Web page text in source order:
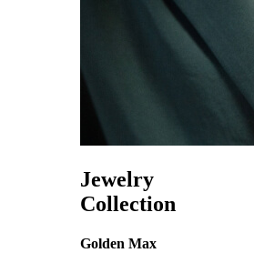
Jewelry
Collection
Golden Max